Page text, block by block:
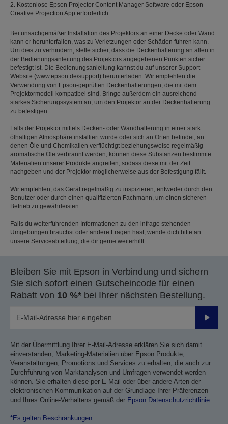
2. Kostenlose Epson Projector Content Manager Software oder Epson
Creative Projection App erforderlich.
Bei unsachgemäßer Installation des Projektors an einer Decke oder Wand
kann er herunterfallen, was zu Verletzungen oder Schäden führen kann.
Um dies zu verhindern, stelle sicher, dass die Deckenhalterung an allen in
der Bedienungsanleitung des Projektors angegebenen Punkten sicher
befestigt ist. Die Bedienungsanleitung kannst du auf unserer Support-
Website (www.epson.de/support) herunterladen. Wir empfehlen die
Verwendung von Epson-geprüften Deckenhalterungen, die mit dem
Projektormodell kompatibel sind. Bringe außerdem ein ausreichend
starkes Sicherungssystem an, um den Projektor an der Deckenhalterung
zu befestigen.
Falls der Projektor mittels Decken- oder Wandhalterung in einer stark
ölhaltigen Atmosphäre installiert wurde oder sich an Orten befindet, an
denen Öle und Chemikalien verflüchtigt beziehungsweise regelmäßig
aromatische Öle verbrannt werden, können diese Substanzen bestimmte
Materialien unserer Produkte angreifen, sodass diese mit der Zeit
nachgeben und der Projektor möglicherweise aus der Befestigung fällt.
Wir empfehlen, das Gerät regelmäßig zu inspizieren, entweder durch den
Benutzer oder durch einen qualifizierten Fachmann, um einen sicheren
Betrieb zu gewährleisten.
Falls du weiterführenden Informationen zu den infrage stehenden
Umgebungen brauchst oder andere Fragen hast, wende dich bitte an
unsere Serviceabteilung, die dir gerne weiterhilft.
Bleiben Sie mit Epson in Verbindung und sichern
Sie sich sofort einen Gutscheincode für einen
Rabatt von 10 %* bei Ihrer nächsten Bestellung.
Mit der Übermittlung Ihrer E-Mail-Adresse erklären Sie sich damit
einverstanden, Marketing-Materialien über Epson Produkte,
Veranstaltungen, Promotions und Services zu erhalten, die auch zur
Durchführung von Marktanalysen und Umfragen verwendet werden
können. Sie erhalten diese per E-Mail oder über andere Arten der
elektronischen Kommunikation auf der Grundlage Ihrer Präferenzen
und Ihres Online-Verhaltens gemäß der Epson Datenschutzrichtlinie
*Es gelten Beschränkungen